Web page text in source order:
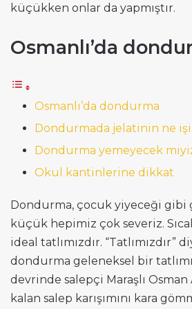
küçükken onlar da yapmıştır.
Osmanlı’da
Osmanlı’da dondurma
Dondurmada jelatinin ne işi
Dondurma yemeyecek
Okul kantinlerine dikkat
Dondurma, çocuk yiyeceği gibi
küçük hepimiz çok severiz.
ideal tatlımızdır. “Tatlımızdır”
dondurma geleneksel bir
devrinde salepçi Maraşlı Osman
kalan salep karışımını kara